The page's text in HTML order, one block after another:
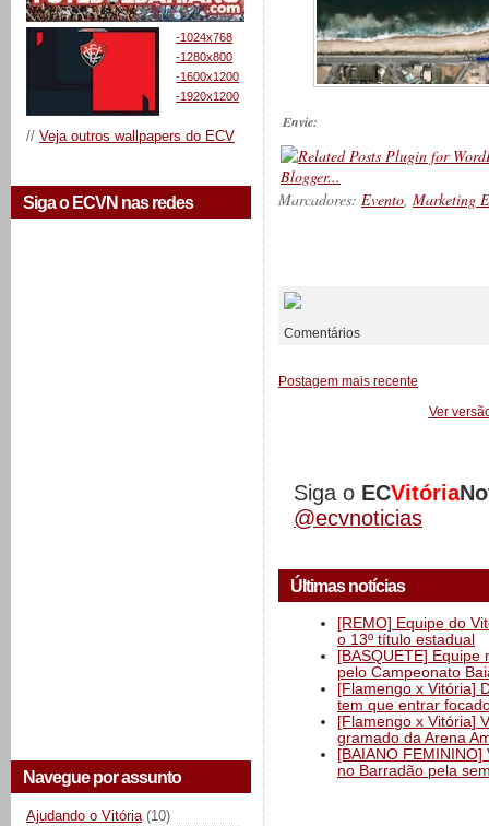
-1024x768
-1280x800
-1600x1200
-1920x1200
// Veja outros wallpapers do ECV
Siga o ECVN nas redes
Navegue por assunto
Ajudando o Vitória (10)
Envie:
Marcadores: Evento, Marketing
Comentários
Postagem mais recente
Ver
Siga o ECVitória
@ecvnoticias
Últimas notícias
[REMO] Equipe do
o 13º título estadual
[BASQUETE]
pelo Campeonato
[Flamengo x Vitória]
tem que entrar
[Flamengo x Vitória]
gramado da Arena
[BAIANO
no Barradão pela